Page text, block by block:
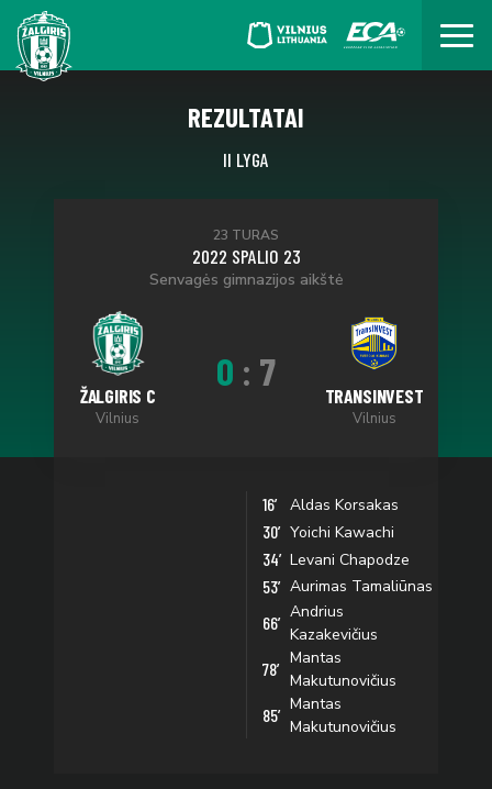
REZULTATAI
II LYGA
23 TURAS
2022 SPALIO 23
Senvagės gimnazijos aikštė
ŽALGIRIS C
Vilnius
0 : 7
TRANSINVEST
Vilnius
16’
Aldas Korsakas
30’ Yoichi Kawachi
34’ Levani Chapodze
53’ Aurimas Tamaliūnas
66’
Andrius
Kazakevičius
78’
Mantas
Makutunovičius
85’
Mantas
Makutunovičius